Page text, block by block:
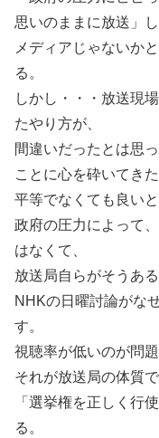
思いのままに放送」
メディアじゃないか
る。
しかし・・・放送現
たやり方が、
間違いだったとは思
ことに心を砕いてき
平等でなくても良い
政府の圧力によって
はなくて、
放送局自らがそうあ
NHKの日曜討論がな
す。
視聴率が低いのが問
それが放送局の体質
「選挙権を正しく行
る。